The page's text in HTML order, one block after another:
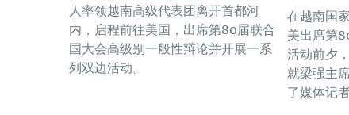
人率领越南高级代表团离开首都河
内，启程前往美国，出席第80届联合
国大会高级别一般性辩论并开展一系
列双边活动。
在越南国
美出席第
活动前夕
就梁强主
了媒体记